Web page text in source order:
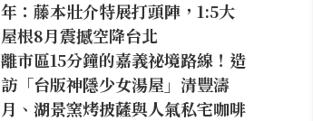
年：藤本壯介特展打頭陣，1:5大
屋根8月震撼空降台北
離市區15分鐘的嘉義祕境路線！造
訪「台版神隱少女湯屋」清豐濤
月、湖景窯烤披薩與人氣私宅咖啡